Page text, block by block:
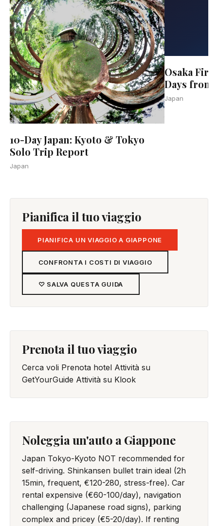
10-Day Japan: Kyoto & Tokyo
Solo Trip Report
Japan
Osaka
Days from
Japan
Pianifica il tuo viaggio
PIANIFICA UN VIAGGIO A GIAPPONE
CONFRONTA I COSTI DI VIAGGIO
♡ SALVA QUESTA GUIDA
Prenota il tuo viaggio
Cerca voli Prenota hotel Attività su
GetYourGuide Attività su Klook
Noleggia un'auto a Giappone
Japan Tokyo-Kyoto NOT recommended for
self-driving. Shinkansen bullet train ideal (2h
15min, frequent, €120-280, stress-free). Car
rental expensive (€60-100/day), navigation
challenging (Japanese road signs), parking
complex and pricey (€5-20/day). If renting